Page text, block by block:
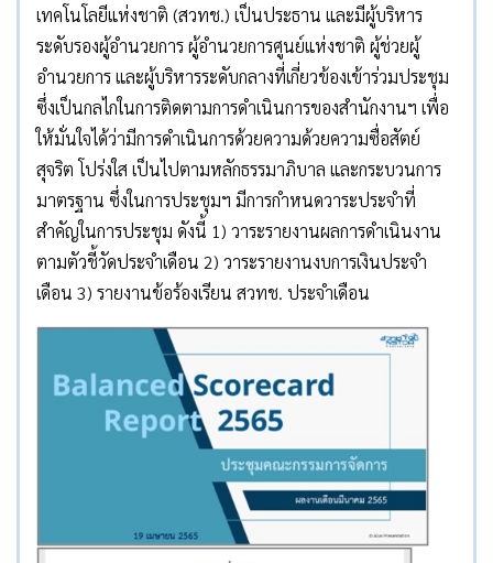
เทคโนโลยีแห่งชาติ (สวทช.) เป็นประธาน และมีผู้บริหาร
ระดับรองผู้อำนวยการ ผู้อำนวยการศูนย์แห่งชาติ ผู้ช่วยผู้
อำนวยการ และผู้บริหารระดับกลางที่เกี่ยวข้องเข้าร่วมประชุม
ซึ่งเป็นกลไกในการติดตามการดำเนินการของสำนักงานฯ เพื่อ
ให้มั่นใจได้ว่ามีการดำเนินการด้วยความด้วยความซื่อสัตย์
สุจริต โปร่งใส เป็นไปตามหลักธรรมาภิบาล และกระบวนการ
มาตรฐาน ซึ่งในการประชุมฯ มีการกำหนดวาระประจำที่
สำคัญในการประชุม ดังนี้ 1) วาระรายงานผลการดำเนินงาน
ตามตัวชี้วัดประจำเดือน 2) วาระรายงานงบการเงินประจำ
เดือน 3) รายงานข้อร้องเรียน สวทช. ประจำเดือน